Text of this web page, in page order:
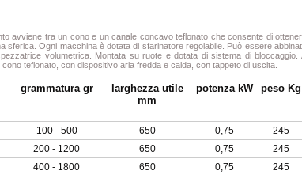
avviene tra un cono e un canale concavo teflonato che consente di
sferica. Ogni macchina è dotata di sfarinatore regolabile. Può essere
volumetrica. Montata su ruote e dotata di sistema di bloccaggio.
teflonato, con dispositivo aria fredda e calda, con tappeto di uscita.
grammatura gr
larghezza utile
mm
potenza kW peso Kg
100 - 500 650 0,75
245
200 - 1200 650 0,75
245
400 - 1800 650 0,75 245